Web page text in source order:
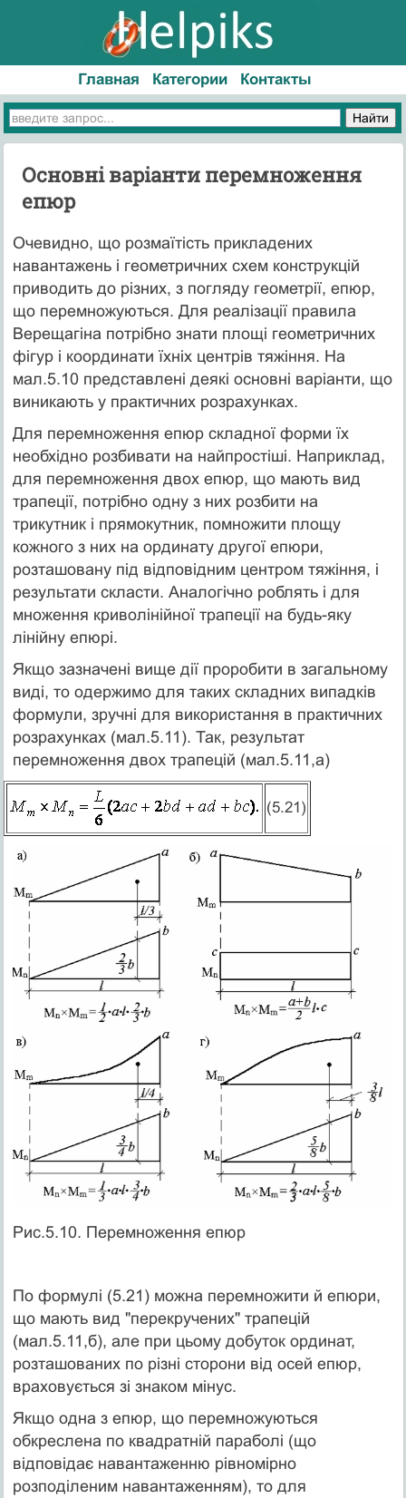
Главная Категории Контакты
Основні варіанти перемноження
епюр
Очевидно, що розмаїтість прикладених
навантажень і геометричних схем конструкцій
приводить до різних, з погляду геометрії, епюр,
що перемножуються. Для реалізації правила
Верещагіна потрібно знати площі геометричних
фігур і координати їхніх центрів тяжіння. На
мал.5.10 представлені деякі основні варіанти, що
виникають у практичних розрахунках.
Для перемноження епюр складної форми їх
необхідно розбивати на найпростіші. Наприклад,
для перемноження двох епюр, що мають вид
трапеції, потрібно одну з них розбити на
трикутник і прямокутник, помножити площу
кожного з них на ординату другої епюри,
розташовану під відповідним центром тяжіння, і
результати скласти. Аналогічно роблять і для
множення криволінійної трапеції на будь-яку
лінійну епюрі.
Якщо зазначені вище дії проробити в загальному
виді, то одержимо для таких складних випадків
формули, зручні для використання в практичних
розрахунках (мал.5.11). Так, результат
перемноження двох трапецій (мал.5.11,а)
(5.21)
Рис.5.10. Перемноження епюр
По формулі (5.21) можна перемножити й епюри,
що мають вид "перекручених" трапецій
(мал.5.11,б), але при цьому добуток ординат,
розташованих по різні сторони від осей епюр,
враховується зі знаком мінус.
Якщо одна з епюр, що перемножуються
обкреслена по квадратній параболі (що
відповідає навантаженню рівномірно
розподіленим навантаженням), то для